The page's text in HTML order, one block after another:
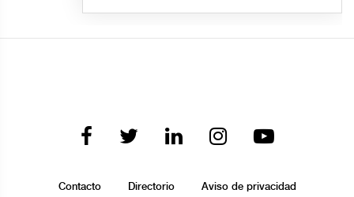
Contacto Directorio Aviso de privacidad